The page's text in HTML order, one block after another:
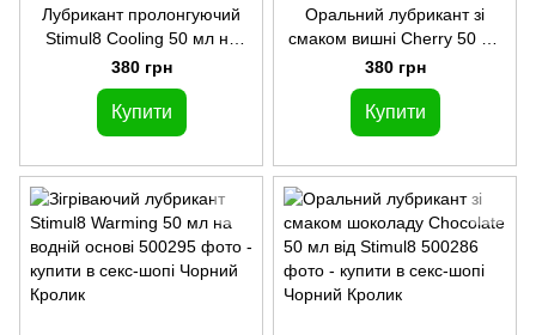
Лубрикант пролонгуючий
Stimul8 Cooling 50 мл на
водній основі
380 грн
Купити
Оральний лубрикант зі
смаком вишні Cherry 50 мл
від Stimul8
380 грн
Купити